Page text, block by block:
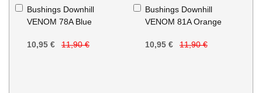
Bushings Downhill
VENOM 78A Blue
10,95 € 11,90 €
Aggiungi
al
Carrello
Bushings Downhill
VENOM 81A Orange
10,95 € 11,90 €
Aggiungi
al
Carrello